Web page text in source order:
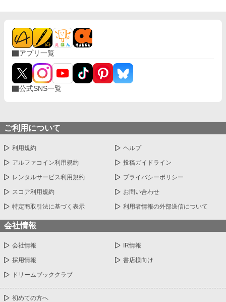
アプリ一覧
公式SNS一覧
ご利用について
利用規約 ヘルプ
アルファコイン利用規約 投稿ガイドライン
レンタルサービス利用規約 プライバシーポリシー
スコア利用規約 お問い合わせ
特定商取引法に基づく表示 利用者情報の外部送信について
会社情報
会社情報 IR情報
採用情報 書店様向け
ドリームブッククラブ
初めての方へ